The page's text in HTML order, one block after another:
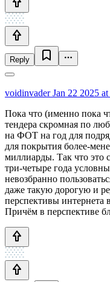
Reply
voidinvaderJan 22 2025
Пока что (именно пока
тендера скромная по
на ФОТ на год для
для покрытия более-
миллиарды. Так что это
три-четыре года
невозбранно
даже такую дорогую и
перспективы интернета
Причём в перспективе